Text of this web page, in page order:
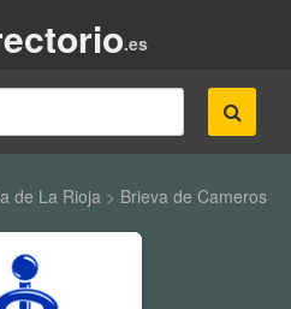
.es
de La Rioja> Brieva de Cameros